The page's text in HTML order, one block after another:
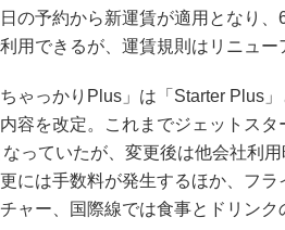
の予約から新運賃が適用となり
用できるが、運賃規則はリニュー
ゃっかりPlus」は「Starter Plus
容を改定。これまでジェットス
っていたが、変更後は他会社利
には手数料が発生するほか、フ
ャー、国際線では食事とドリンク